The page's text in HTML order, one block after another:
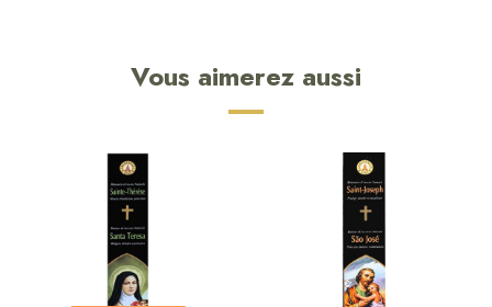
Vous aimerez aussi